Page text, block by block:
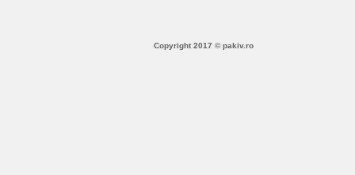
Copyright 2017 © pakiv.ro